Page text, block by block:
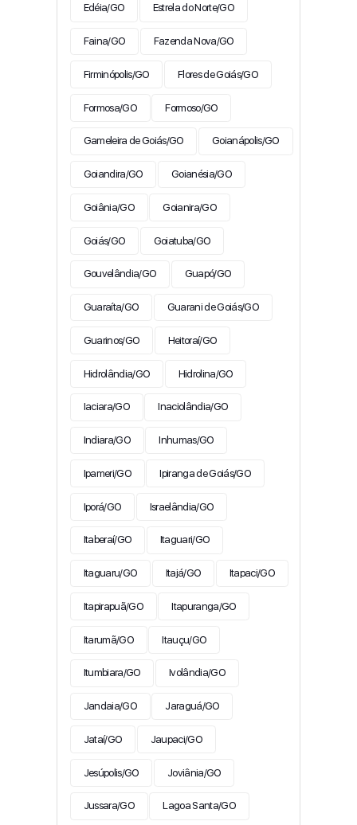
Edéia/GO Estrela do Norte/GO
Faina/GO Fazenda Nova/GO
Firminópolis/GO Flores de Goiás/GO
Formosa/GO Formoso/GO
Gameleira de Goiás/GO Goianápolis/GO
Goiandira/GO Goianésia/GO
Goiânia/GO Goianira/GO
Goiás/GO Goiatuba/GO
Gouvelândia/GO Guapó/GO
Guaraíta/GO Guarani de Goiás/GO
Guarinos/GO Heitoraí/GO
Hidrolândia/GO Hidrolina/GO
Iaciara/GO Inaciolândia/GO
Indiara/GO Inhumas/GO
Ipameri/GO Ipiranga de Goiás/GO
Iporá/GO Israelândia/GO
Itaberaí/GO Itaguari/GO
Itaguaru/GO Itajá/GO Itapaci/GO
Itapirapuã/GO Itapuranga/GO
Itarumã/GO Itauçu/GO
Itumbiara/GO Ivolândia/GO
Jandaia/GO Jaraguá/GO
Jataí/GO Jaupaci/GO
Jesúpolis/GO Joviânia/GO
Jussara/GO Lagoa Santa/GO